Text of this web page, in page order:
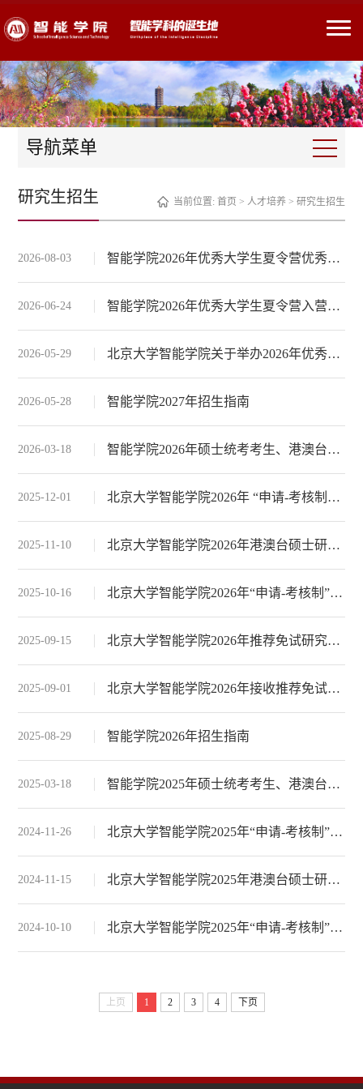
导航菜单
当前位置: 首页 > 人才培养 > 研究生招生
研究生招生
2026-08-03 智能学院2026年优秀大学生夏令营优秀营员通知
2026-06-24 智能学院2026年优秀大学生夏令营入营通知
2026-05-29 北京大学智能学院关于举办2026年优秀大学生夏令营的通知
2026-05-28 智能学院2027年招生指南
2026-03-18 智能学院2026年硕士统考考生、港澳台生和留学生复试工作安排
2025-12-01 北京大学智能学院2026年 “申请-考核制”博士研究生复试工作安排
2025-11-10 北京大学智能学院2026年港澳台硕士研究生和博士研究生招生说明
2025-10-16 北京大学智能学院2026年“申请-考核制” 博士研究生招生说明
2025-09-15 北京大学智能学院2026年推荐免试研究生复试安排
2025-09-01 北京大学智能学院2026年接收推荐免试研究生说明
2025-08-29 智能学院2026年招生指南
2025-03-18 智能学院2025年硕士统考考生、港澳台生和留学生复试工作安排
2024-11-26 北京大学智能学院2025年“申请-考核制”博士研究生复试工作安排
2024-11-15 北京大学智能学院2025年港澳台硕士研究生和博士研究生招生说明
2024-10-10 北京大学智能学院2025年“申请-考核制”博士研究生招生说明
上页 1 2 3 4 下页